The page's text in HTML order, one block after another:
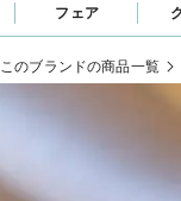
フェア
このブランドの商品一覧